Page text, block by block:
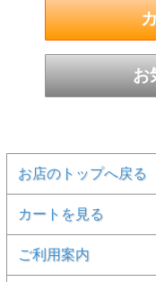
お店のトップへ戻る
カートを見る
ご利用案内